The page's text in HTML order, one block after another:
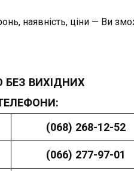
наявність, ціни — Ви
ВИХІДНИХ
(068) 268-12-52
(066) 277-97-01